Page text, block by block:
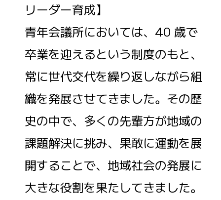
リーダー育成】
青年会議所においては、40 歳で
卒業を迎えるという制度のもと、
常に世代交代を繰り返しながら組
織を発展させてきました。その歴
史の中で、多くの先輩方が地域の
課題解決に挑み、果敢に運動を展
開することで、地域社会の発展に
大きな役割を果たしてきました。